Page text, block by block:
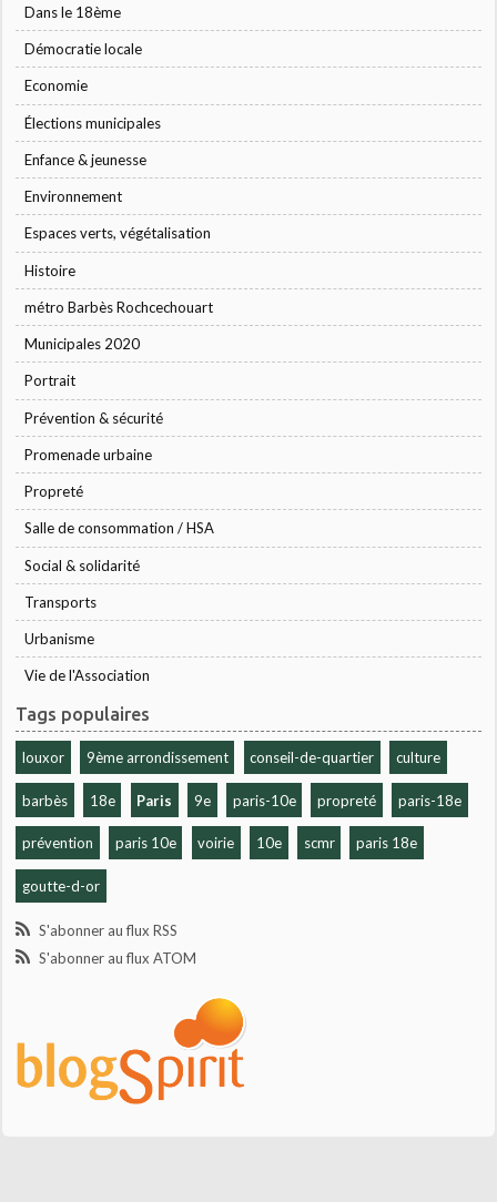
Dans le 18ème
Démocratie locale
Economie
Élections municipales
Enfance & jeunesse
Environnement
Espaces verts, végétalisation
Histoire
métro Barbès Rochcechouart
Municipales 2020
Portrait
Prévention & sécurité
Promenade urbaine
Propreté
Salle de consommation / HSA
Social & solidarité
Transports
Urbanisme
Vie de l'Association
Tags populaires
louxor 9ème arrondissement conseil-de-quartier culture
barbès 18e Paris 9e paris-10e propreté paris-18e
prévention paris 10e voirie 10e scmr paris 18e
goutte-d-or
S'abonner au flux RSS
S'abonner au flux ATOM